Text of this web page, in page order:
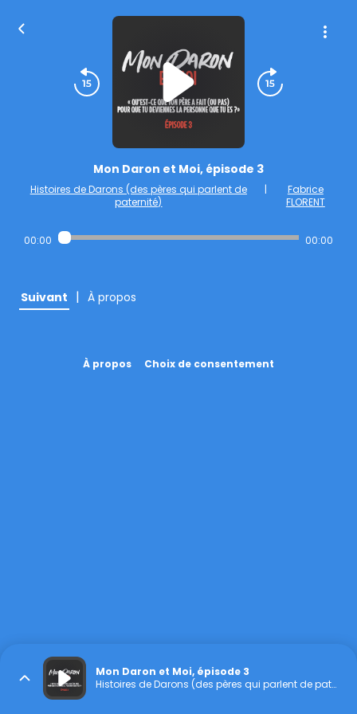
Mon Daron et Moi, épisode 3
Histoires de Darons (des pères qui parlent de
paternité)
|
Fabrice
FLORENT
00:00 00:00
Suivant | À propos
À propos Choix de consentement
Mon Daron et Moi, épisode 3
Histoires de Darons (des pères qui parlent de paternité)